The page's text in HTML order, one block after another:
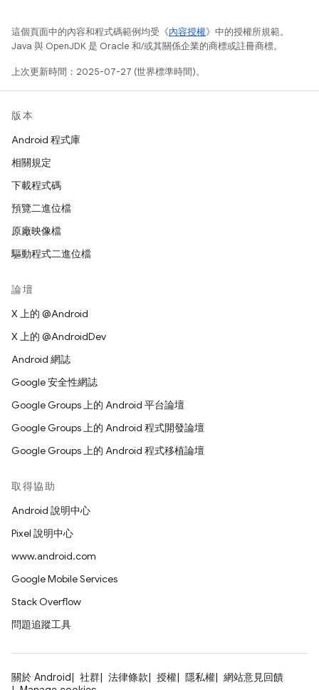
這個頁面中的內容和程式碼範例均受《內容授權》中的授權所規範。
Java 與 OpenJDK 是 Oracle 和/或其關係企業的商標或註冊商標。
上次更新時間：2025-07-27 (世界標準時間)。
版本
Android 程式庫
相關規定
下載程式碼
預覽二進位檔
原廠映像檔
驅動程式二進位檔
論壇
X 上的 @Android
X 上的 @AndroidDev
Android 網誌
Google 安全性網誌
Google Groups 上的 Android 平台論壇
Google Groups 上的 Android 程式開發論壇
Google Groups 上的 Android 程式移植論壇
取得協助
Android 說明中心
Pixel 說明中心
www.android.com
Google Mobile Services
Stack Overflow
問題追蹤工具
關於 Android 社群 法律條款 授權 隱私權
網站意見回饋